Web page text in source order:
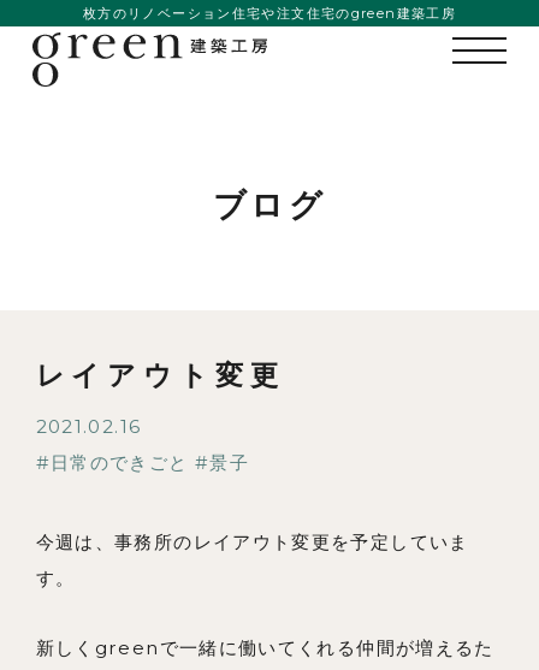
会社概要
お知らせ
枚方のリノベーション住宅や注文住宅のgreen建築工房
ブログ
レイアウト変更
2021.02.16
日常のできごと
景子
今週は、事務所のレイアウト変更を予定していま
す。
新しくgreenで一緒に働いてくれる仲間が増えるた